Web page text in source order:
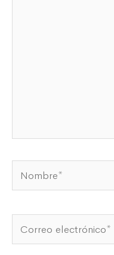
Nombre*
Correo
electrónico*